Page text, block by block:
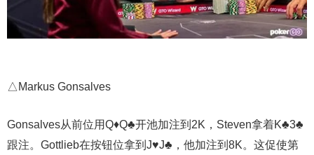
△Markus Gonsalves
Gonsalves从前位用Q♦Q♣开池加注到2K，Steven拿着K♣3♣
跟注。Gottlieb在按钮位拿到J♥J♣，他加注到8K。这促使第